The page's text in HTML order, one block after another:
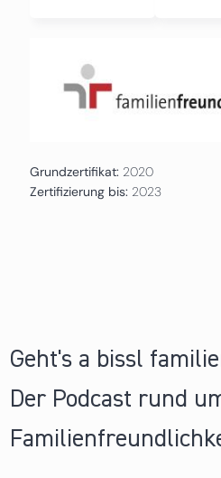
Grundzertifikat: 2020
Zertifizierung bis: 2023
Geht's a bissl
Der Podcast rund